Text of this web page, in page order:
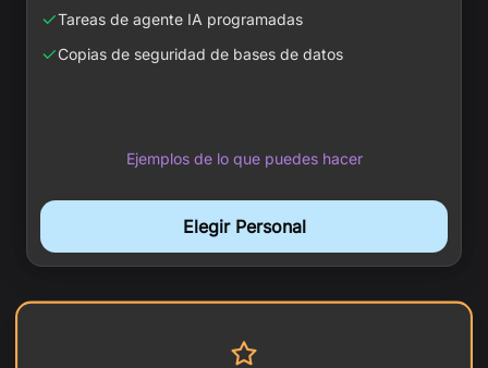
Tareas de agente IA programadas
Copias de seguridad de bases de datos
Ejemplos de lo que puedes hacer
Elegir Personal